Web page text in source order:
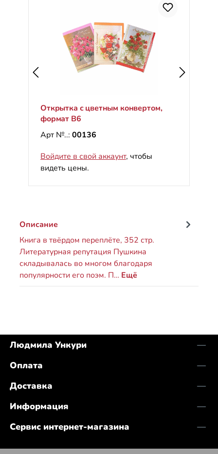
Открытка с цветным конвертом,
формат B6
Арт №..: 00136
Войдите в свой аккаунт, чтобы
видеть цены.
Описание
Книга в твёрдом переплёте, 352 стр.
Литературная репутация Пушкина
складывалась во многом благодаря
популярности его поэм. П… Ещё
Людмила Ункури
Оплата
Доставка
Информация
Сервис интернет-магазина